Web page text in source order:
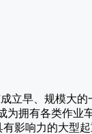
立早、规模大
为拥有各类作业
影响力的大型